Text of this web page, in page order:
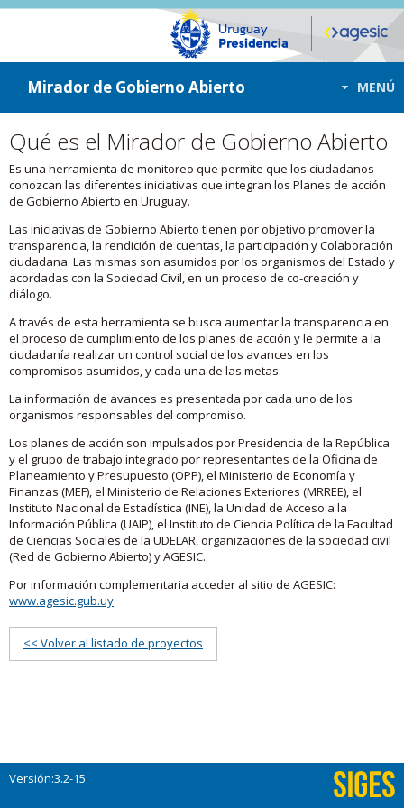
ir a contenido
ir al menú
Mirador de Gobierno Abierto MENÚ
Qué es el Mirador de Gobierno Abierto
Es una herramienta de monitoreo que permite que los ciudadanos
conozcan las diferentes iniciativas que integran los Planes de acción
de Gobierno Abierto en Uruguay.
Las iniciativas de Gobierno Abierto tienen por objetivo promover la
transparencia, la rendición de cuentas, la participación y Colaboración
ciudadana. Las mismas son asumidos por los organismos del Estado y
acordadas con la Sociedad Civil, en un proceso de co-creación y
diálogo.
A través de esta herramienta se busca aumentar la transparencia en
el proceso de cumplimiento de los planes de acción y le permite a la
ciudadanía realizar un control social de los avances en los
compromisos asumidos, y cada una de las metas.
La información de avances es presentada por cada uno de los
organismos responsables del compromiso.
Los planes de acción son impulsados por Presidencia de la República
y el grupo de trabajo integrado por representantes de la Oficina de
Planeamiento y Presupuesto (OPP), el Ministerio de Economía y
Finanzas (MEF), el Ministerio de Relaciones Exteriores (MRREE), el
Instituto Nacional de Estadística (INE), la Unidad de Acceso a la
Información Pública (UAIP), el Instituto de Ciencia Política de la Facultad
de Ciencias Sociales de la UDELAR, organizaciones de la sociedad civil
(Red de Gobierno Abierto) y AGESIC.
Por información complementaria acceder al sitio de AGESIC:
www.agesic.gub.uy
<< Volver al listado de proyectos
Versión:3.2-15